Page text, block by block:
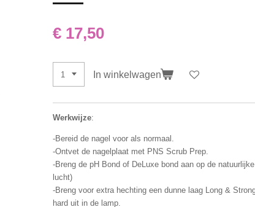
€ 17,50
In winkelwagen
Werkwijze:
-Bereid de nagel voor als normaal.
-Ontvet de nagelplaat met PNS Scrub Prep.
-Breng de pH Bond of DeLuxe bond aan op de
lucht)
-Breng voor extra hechting een dunne laag Long &
hard uit in de lamp.